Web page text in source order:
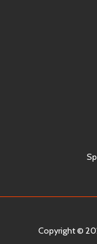
Copyright ©